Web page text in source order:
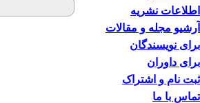
اطلاعات نشریه
آرشیو مجله و مقالات
برای نویسندگان
برای داوران
ثبت نام و اشتراک
تماس با ما